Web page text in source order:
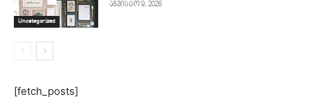
Uncategorized
აგვისტო 9, 2026
[fetch_posts]